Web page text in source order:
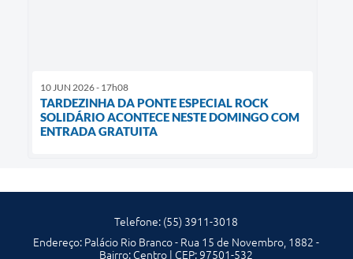
10 JUN 2026 - 17h08
TARDEZINHA DA PONTE ESPECIAL ROCK
SOLIDÁRIO ACONTECE NESTE DOMINGO COM
ENTRADA GRATUITA
Telefone: (55) 3911-3018
Endereço: Palácio Rio Branco - Rua 15 de Novembro, 1882 -
Bairro: Centro | CEP: 97501-532